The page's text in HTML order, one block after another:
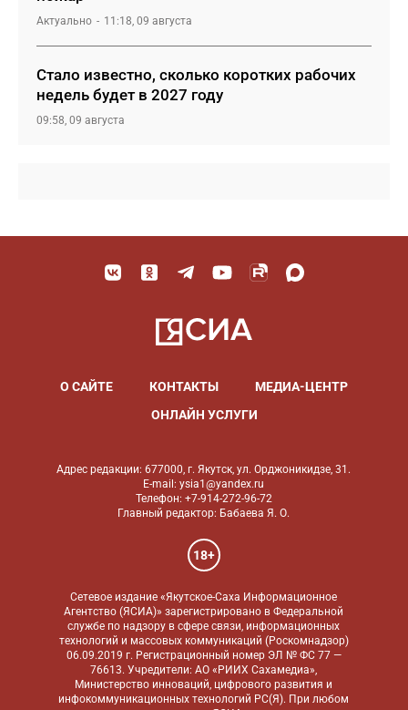
Актуально 11:18, 09 августа
Стало известно, сколько коротких рабочих
недель будет в 2027 году
09:58, 09 августа
О САЙТЕ КОНТАКТЫ
МЕДИА-ЦЕНТР
ОНЛАЙН УСЛУГИ
Адрес редакции: 677000, г. Якутск, ул. Орджоникидзе, 31.
E-mail: ysia1@yandex.ru
Телефон: +7-914-272-96-72
Главный редактор: Бабаева Я. О.
18+
Сетевое издание «Якутское-Саха Информационное
Агентство (ЯСИА)» зарегистрировано в Федеральной
службе по надзору в сфере связи, информационных
технологий и массовых коммуникаций (Роскомнадзор)
06.09.2019 г. Регистрационный номер ЭЛ № ФС 77 —
76613. Учредители: АО «РИИХ Сахамедиа»,
Министерство инноваций, цифрового развития и
инфокоммуникационных технологий РС(Я). При любом